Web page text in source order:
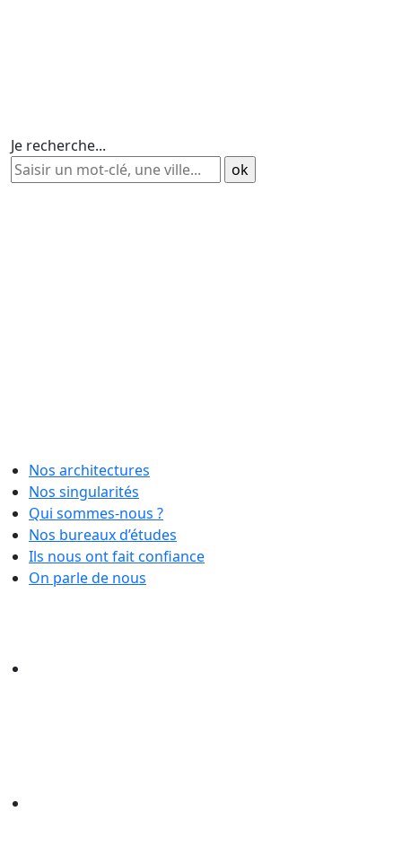
Je recherche...
Nos architectures
Nos singularités
Qui sommes-nous ?
Nos bureaux d’études
Ils nous ont fait confiance
On parle de nous